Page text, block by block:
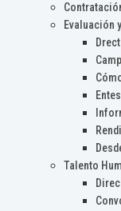
Evaluación
Talento